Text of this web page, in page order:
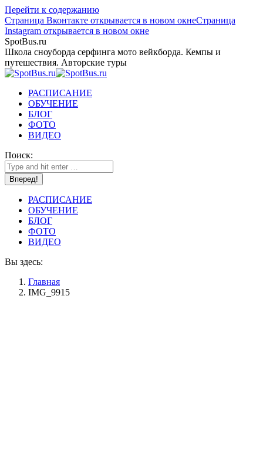
Перейти к содержанию
Страница Вконтакте открывается в новом окнеСтраница
Instagram открывается в новом окне
SpotBus.ru
Школа сноуборда серфинга мото вейкборда. Кемпы и
путешествия. Авторские туры
РАСПИСАНИЕ
ОБУЧЕНИЕ
БЛОГ
ФОТО
ВИДЕО
Поиск:
РАСПИСАНИЕ
ОБУЧЕНИЕ
БЛОГ
ФОТО
ВИДЕО
Вы здесь:
Главная
IMG_9915